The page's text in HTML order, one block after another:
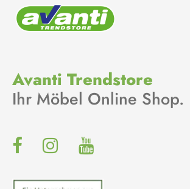
Avanti Trendstore
Ihr Möbel Online Shop.